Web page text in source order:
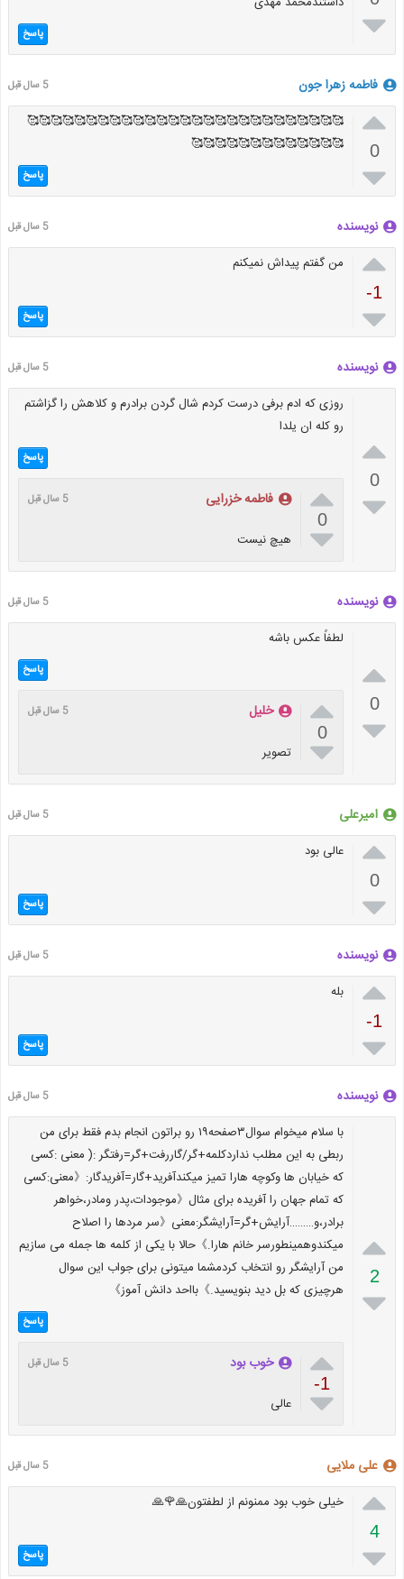
 پاسخ
فاطمه زهرا جون 5 سال قبل

0

🥰🥰🥰🥰🥰🥰🥰🥰🥰🥰🥰🥰🥰🥰🥰🥰🥰🥰🥰🥰🥰🥰🥰🥰🥰🥰🥰
🥰🥰🥰🥰🥰🥰🥰🥰🥰🥰🥰🥰🥰
پاسخ
نویسنده 5 سال قبل

-1

من گفتم پیداش نمیکنم
پاسخ
نویسنده 5 سال قبل

0

روزی که ادم برفی درست کردم شال گردن برادرم و کلاهش را گزاشتم
رو کله ان یلدا
پاسخ

0

فاطمه خزرایی 5 سال قبل
هیچ نیست
نویسنده 5 سال قبل

0

لطفاً عکس باشه
پاسخ

0

خلیل 5 سال قبل
تصویر
امیرعلی 5 سال قبل

0

عالی بود
پاسخ
نویسنده 5 سال قبل

-1

بله
پاسخ
نویسنده 5 سال قبل

2

با سلام میخوام سوال۳صفحه۱۹ رو براتون انجام بدم فقط برای من
ربطی به این مطلب نداردکلمه+گر/گاررفت+گر=رفتگر :( معنی :کسی
که خیابان ها وکوچه هارا تمیز میکندآفرید+گار=آفریدگار:《معنی:کسی
که تمام جهان را آفریده برای مثال《موجودات،پدر ومادر،خواهر
برادر،و………آرایش+گر=آرایشگر:معنی《سر مردها را اصلاح
میکندوهمینطورسر خانم هارا.》حالا با یکی از کلمه ها جمله می سازیم
من آرایشگر رو انتخاب کردمشما میتونی برای جواب این سوال
هرچیزی که بل دید بنویسید.》بااحد دانش آموز》
پاسخ

-1

خوب بود 5 سال قبل
عالی
علی ملایی 5 سال قبل

4

خیلی خوب بود ممنونم از لطفتون🙏🌹🙏
پاسخ